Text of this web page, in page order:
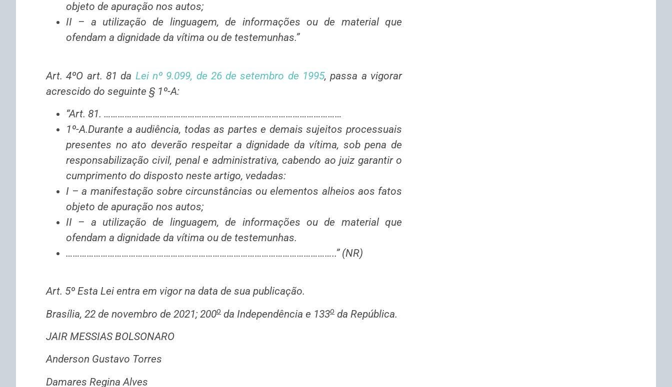
objeto de apuração nos autos;
II – a utilização de linguagem, de informações ou de material que
ofendam a dignidade da vítima ou de testemunhas.”
Art. 4ºO art. 81 da Lei nº 9.099, de 26 de setembro de 1995, passa a vigorar
acrescido do seguinte § 1º-A:
“Art. 81. …………………………………………………………………………………………
1º-A.Durante a audiência, todas as partes e demais sujeitos processuais
presentes no ato deverão respeitar a dignidade da vítima, sob pena de
responsabilização civil, penal e administrativa, cabendo ao juiz garantir o
cumprimento do disposto neste artigo, vedadas:
I – a manifestação sobre circunstâncias ou elementos alheios aos fatos
objeto de apuração nos autos;
II – a utilização de linguagem, de informações ou de material que
ofendam a dignidade da vítima ou de testemunhas.
……………………………………………………………………………………………………..” (NR)
Art. 5º Esta Lei entra em vigor na data de sua publicação.
Brasília, 22 de novembro de 2021; 200o da Independência e 133o da República.
JAIR MESSIAS BOLSONARO
Anderson Gustavo Torres
Damares Regina Alves